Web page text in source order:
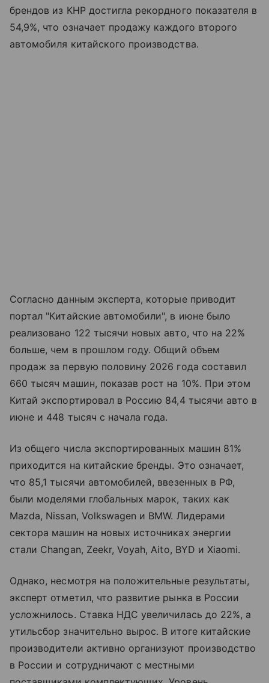
брендов из КНР достигла рекордного показателя в
54,9%, что означает продажу каждого второго
автомобиля китайского производства.
Согласно данным эксперта, которые приводит
портал "Китайские автомобили", в июне было
реализовано 122 тысячи новых авто, что на 22%
больше, чем в прошлом году. Общий объем
продаж за первую половину 2026 года составил
660 тысяч машин, показав рост на 10%. При этом
Китай экспортировал в Россию 84,4 тысячи авто в
июне и 448 тысяч с начала года.
Из общего числа экспортированных машин 81%
приходится на китайские бренды. Это означает,
что 85,1 тысячи автомобилей, ввезенных в РФ,
были моделями глобальных марок, таких как
Mazda, Nissan, Volkswagen и BMW. Лидерами
сектора машин на новых источниках энергии
стали Changan, Zeekr, Voyah, Aito, BYD и Xiaomi.
Однако, несмотря на положительные результаты,
эксперт отметил, что развитие рынка в России
усложнилось. Ставка НДС увеличилась до 22%, а
утильсбор значительно вырос. В итоге китайские
производители активно организуют производство
в России и сотрудничают с местными